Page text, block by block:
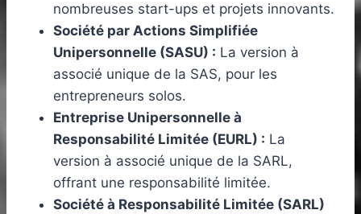
nombreuses start-ups et projets innovants.
Société par Actions Simplifiée
Unipersonnelle (SASU) : La version à
associé unique de la SAS, pour les
entrepreneurs solos.
Entreprise Unipersonnelle à
Responsabilité Limitée (EURL) : La
version à associé unique de la SARL,
offrant une responsabilité limitée.
Société à Responsabilité Limitée (SARL)